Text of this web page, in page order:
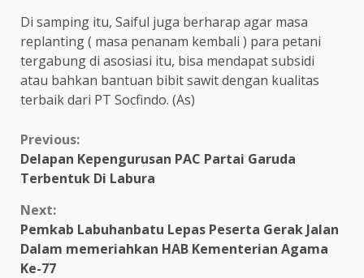
Di samping itu, Saiful juga berharap agar masa
replanting ( masa penanam kembali ) para petani
tergabung di asosiasi itu, bisa mendapat subsidi
atau bahkan bantuan bibit sawit dengan kualitas
terbaik dari PT Socfindo. (As)
Continue
Reading
Previous:
Delapan Kepengurusan PAC Partai Garuda
Terbentuk Di Labura
Next:
Pemkab Labuhanbatu Lepas Peserta Gerak Jalan
Dalam memeriahkan HAB Kementerian Agama
Ke-77